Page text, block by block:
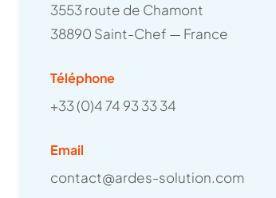
3553 route de Chamont
38890 Saint-Chef — France
Téléphone
+33 (0)4 74 93 33 34
Email
contact@ardes-solution.com